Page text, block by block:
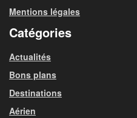
Mentions légales
Catégories
Actualités
Bons plans
Destinations
Aérien